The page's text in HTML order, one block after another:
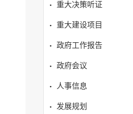
重大决策听证
重大建设项目
政府工作报告
政府会议
人事信息
发展规划